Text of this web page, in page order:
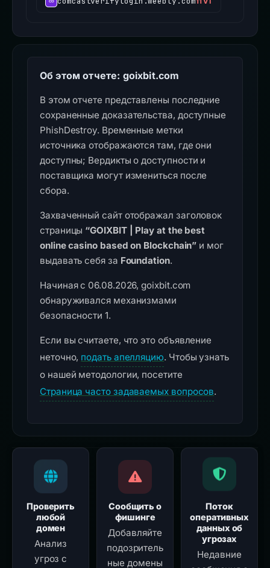
Об этом отчете: goixbit.com
В этом отчете представлены последние
сохраненные доказательства, доступные
PhishDestroy. Временные метки
источника отображаются там, где они
доступны; Вердикты о доступности и
поставщика могут измениться после
сбора.
Захваченный сайт отображал заголовок
страницы “GOIXBIT | Play at the best
online casino based on Blockchain” и мог
выдавать себя за Foundation.
Начиная с 06.08.2026, goixbit.com
обнаруживался механизмами
безопасности 1.
Если вы считаете, что это объявление
неточно, подать апелляцию. Чтобы узнать
о нашей методологии, посетите
Страница часто задаваемых вопросов.
Проверить
любой
домен
Анализ
угроз с
Сообщить о
фишинге
Добавляйте
подозритель
ные домены
Поток
оперативных
данных об
угрозах
Недавние